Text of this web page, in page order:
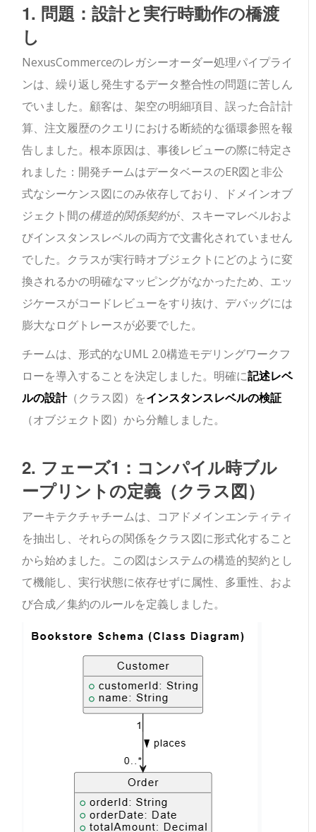
1. 問題：設計と実行時動作の橋渡
し
NexusCommerceのレガシーオーダー処理パイプライ
ンは、繰り返し発生するデータ整合性の問題に苦しん
でいました。顧客は、架空の明細項目、誤った合計計
算、注文履歴のクエリにおける断続的な循環参照を報
告しました。根本原因は、事後レビューの際に特定さ
れました：開発チームはデータベースのER図と非公
式なシーケンス図にのみ依存しており、ドメインオブ
ジェクト間の構造的関係契約が、スキーマレベルおよ
びインスタンスレベルの両方で文書化されていません
でした。クラスが実行時オブジェクトにどのように変
換されるかの明確なマッピングがなかったため、エッ
ジケースがコードレビューをすり抜け、デバッグには
膨大なログトレースが必要でした。
チームは、形式的なUML 2.0構造モデリングワークフ
ローを導入することを決定しました。明確に記述レベ
ルの設計（クラス図）をインスタンスレベルの検証
（オブジェクト図）から分離しました。
2. フェーズ1：コンパイル時ブル
ープリントの定義（クラス図）
アーキテクチャチームは、コアドメインエンティティ
を抽出し、それらの関係をクラス図に形式化すること
から始めました。この図はシステムの構造的契約とし
て機能し、実行状態に依存せずに属性、多重性、およ
び合成／集約のルールを定義しました。